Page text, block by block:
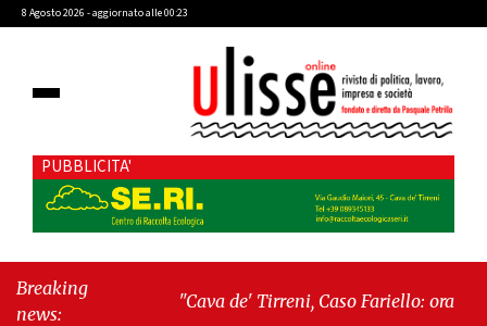
8 Agosto 2026 - aggiornato alle 00:23
PUBBLICITA'
Breaking
news:
"Cava de' Tirreni, Caso Fariello: ora torniamo